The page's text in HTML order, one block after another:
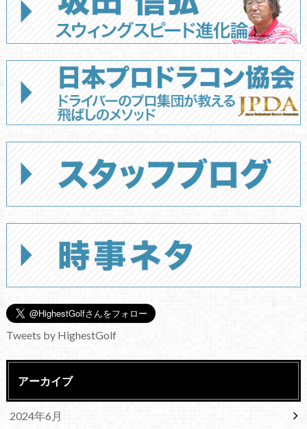
Tweets by HighestGolf
アーカイブ
2024年6月